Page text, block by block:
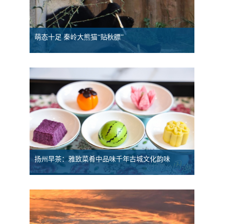
萌态十足 秦岭大熊猫“贴秋膘”
扬州早茶：雅致菜肴中品味千年古城文化韵味